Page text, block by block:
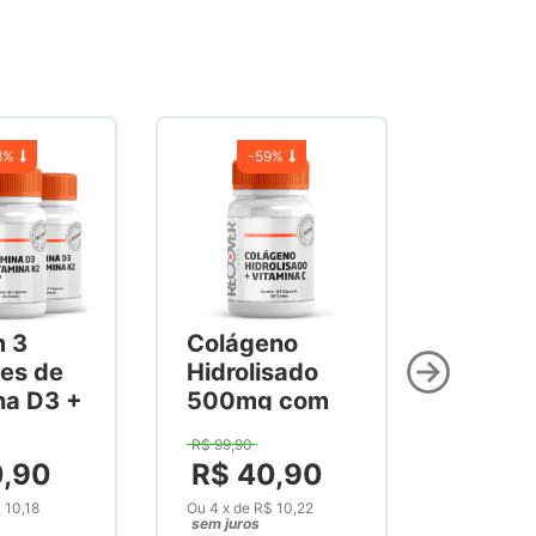
3
de
D3 +
,90
10,18
-59%
Colágeno
Hidrolisado
500mg com
300mg 120
Cápsulas
R$ 99,90
R$ 40,90
Ou 4 xde R$ 10,22
sem juros